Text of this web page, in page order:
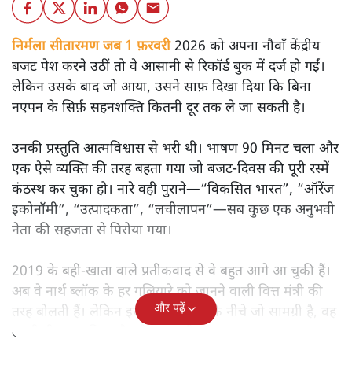
निर्मला सीतारमण जब 1 फ़रवरी2026 को अपना नौवाँ केंद्रीय
बजट पेश करने उठीं तो वे आसानी से रिकॉर्ड बुक में दर्ज हो गईं।
लेकिन उसके बाद जो आया, उसने साफ़ दिखा दिया कि बिना
नएपन के सिर्फ़ सहनशक्ति कितनी दूर तक ले जा सकती है।
उनकी प्रस्तुति आत्मविश्वास से भरी थी। भाषण 90 मिनट चला और
एक ऐसे व्यक्ति की तरह बहता गया जो बजट‑दिवस की पूरी रस्में
कंठस्थ कर चुका हो। नारे वही पुराने—“विकसित भारत”, “ऑरेंज
इकोनॉमी”, “उत्पादकता”, “लचीलापन”—सब कुछ एक अनुभवी
नेता की सहजता से पिरोया गया।
2019 के बही‑खाता वाले प्रतीकवाद से वे बहुत आगे आ चुकी हैं।
अब वे नार्थ ब्लॉक के हर गलियारे को जानने वाली वित्त मंत्री की
तरह बोलती हैं। लेकिन इस आत्मविश्वास के नीचे जो सामग्री है, वह
उतनी ही अनुमानित और दोहराव भरी।
और पढ़ें